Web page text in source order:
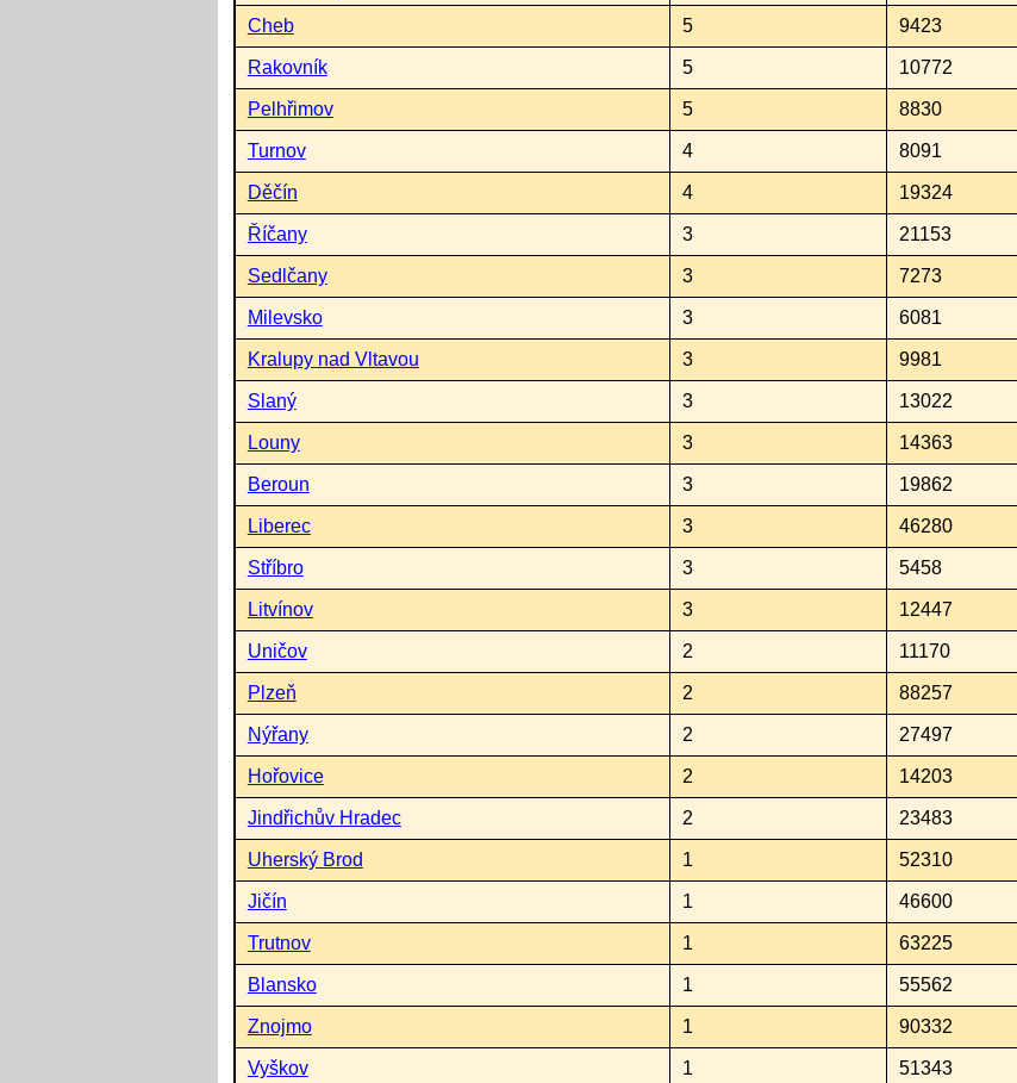
Cheb 5 9423
Rakovník 5 10772
Pelhřimov 5 8830
Turnov 4 8091
Děčín 4 19324
Říčany 3 21153
Sedlčany 3 7273
Milevsko 3 6081
Kralupy nad Vltavou 3 9981
Slaný 3 13022
Louny 3 14363
Beroun 3 19862
Liberec 3 46280
Stříbro 3 5458
Litvínov 3 12447
Uničov 2 11170
Plzeň 2 88257
Nýřany 2 27497
Hořovice 2 14203
Jindřichův Hradec 2 23483
Uherský Brod 1 52310
Jičín 1 46600
Trutnov 1 63225
Blansko 1 55562
Znojmo 1 90332
Vyškov 1 51343